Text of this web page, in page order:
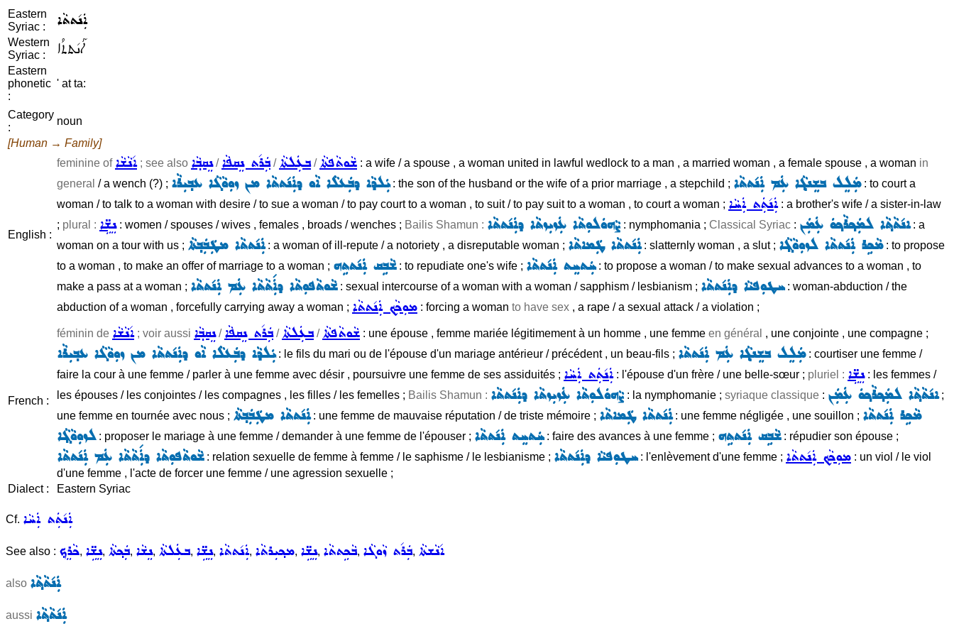
Eastern
Syriac :
ܐܲܢ݇ܬܬܵܐ
Western
Syriac :
ܐܰܢ݇ܬܬܳܐ
Eastern
phonetic
:
' at ta:
Category
:
noun
[Human → Family]
English :
feminine ofܐ݇ܢܵܫܵܐ; see also ܢܸܩܒ݂ܵܐ/ܒܲܪ݇ܬ ܢܸܩܦܵܐ/ܒܥܲܠܬܵܐ/ܫܵܘܬܵܦܬܵܐ : a wife / a spouse , a woman united in lawful wedlock to a man , a married woman , a female spouse , a woman in
general / a wench (?) ; ܝܲܠܕܵܐ ܕܒܲܥܠܵܐ ܐܵܘ ܕܐܲܢ݇ܬܬܵܐ ܡܢ ܙܘܼܘܵܓܵܐ ܥܒ݂ܝܼܪܵܐ: the son of the husband or the wife of a prior marriage , a stepchild ; ܡܲܠܸܠ ܒܫܸܢܓ݂ܵܐ ܥܲܡ ܐܲܢ݇ܬܬܵܐ: to court a
woman / to talk to a woman with desire / to sue a woman / to pay court to a woman , to suit / to pay suit to a woman , to court a woman ; ܐܲܢ݇ܬܲܬ ܐܲܚܵܐ: a brother's wife / a sister-in-law
; plural : ܢܸܫܹ̈ܐ: women / spouses / wives , females , broads / wenches ; Bailis Shamun : ܨܵܗܘܿܠܘܼܬܵܐ ܥܲܙܝܼܙܬܵܐ ܕܐܲܢ݇ܬܬܵܐ: nymphomania ; Classical Syriac : ܐܢ݇ܬܵܬ݂ܵܐ ܠܡܲܟ݂ܪܵܟ݂ܘܿ ܥܲܡܲܢ: a
woman on a tour with us ; ܐܲܢ݇ܬܬܵܐ ܡܛܲܒܲܒ݂ܬܵܐ: a woman of ill-repute / a notoriety , a disreputable woman ; ܐܲܢ݇ܬܬܵܐ ܛܲܡܐܬܵܐ: slatternly woman , a slut ; ܡܵܟܹܪ ܐܲܢ݇ܬܬܵܐ ܠܙܘܼܘܵܓ݂ܵܐ: to propose
to a woman , to make an offer of marriage to a woman ; ܫܵܒܹܩ ܐܲܢ݇ܬܬܹܗ: to repudiate one's wife ; ܚܲܬܚܸܬ ܐܲܢ݇ܬܬܵܐ: to propose a woman / to make sexual advances to a woman , to
make a pass at a woman ; ܫܵܘܬܵܦܘܼܬܵܐ ܕܐܲ݇ܬܵܬܵܐ ܥܲܡ ܐܲܢ݇ܬܬܵܐ: sexual intercourse of a woman with a woman / sapphism / lesbianism ; ܚܛܘܼܦܝܵܐ ܕܐܲܢ݇ܬܬܵܐ: woman-abduction / the
abduction of a woman , forcefully carrying away a woman ; ܡܘܼܟܵܟ݂ ܐܲܢ݇ܬܬܵܐ : forcing a woman to have sex , a rape / a sexual attack / a violation ;
French :
féminin de ܐ݇ܢܵܫܵܐ; voir aussi ܢܸܩܒ݂ܵܐ/ܒܲܪ݇ܬ ܢܸܩܦܵܐ/ܒܥܲܠܬܵܐ/ܫܵܘܬܵܦܬܵܐ : une épouse , femme mariée légitimement à un homme , une femme en général , une conjointe , une compagne ;
ܝܲܠܕܵܐ ܕܒܲܥܠܵܐ ܐܵܘ ܕܐܲܢ݇ܬܬܵܐ ܡܢ ܙܘܼܘܵܓܵܐ ܥܒ݂ܝܼܪܵܐ: le fils du mari ou de l'épouse d'un mariage antérieur / précédent , un beau-fils ; ܡܲܠܸܠ ܒܫܸܢܓ݂ܵܐ ܥܲܡ ܐܲܢ݇ܬܬܵܐ: courtiser une femme /
faire la cour à une femme / parler à une femme avec désir , poursuivre une femme de ses assiduités ; ܐܲܢ݇ܬܲܬ ܐܲܚܵܐ: l'épouse d'un frère / une belle-sœur ; pluriel : ܢܸܫܹ̈ܐ: les femmes /
les épouses / les conjointes / les compagnes , les filles / les femelles ; Bailis Shamun : ܨܵܗܘܿܠܘܼܬܵܐ ܥܲܙܝܼܙܬܵܐ ܕܐܲܢ݇ܬܬܵܐ: la nymphomanie ; syriaque classique : ܐܢ݇ܬܵܬ݂ܵܐ ܠܡܲܟ݂ܪܵܟ݂ܘܿ ܥܲܡܲܢ;
une femme en tournée avec nous ; ܐܲܢ݇ܬܬܵܐ ܡܛܲܒܲܒ݂ܬܵܐ: une femme de mauvaise réputation / de triste mémoire ; ܐܲܢ݇ܬܬܵܐ ܛܲܡܐܬܵܐ: une femme négligée , une souillon ; ܡܵܟܹܪ ܐܲܢ݇ܬܬܵܐ
ܠܙܘܼܘܵܓ݂ܵܐ: proposer le mariage à une femme / demander à une femme de l'épouser ; ܚܲܬܚܸܬ ܐܲܢ݇ܬܬܵܐ: faire des avances à une femme ; ܫܵܒܹܩ ܐܲܢ݇ܬܬܹܗ: répudier son épouse ;
ܫܵܘܬܵܦܘܼܬܵܐ ܕܐܲ݇ܬܵܬܵܐ ܥܲܡ ܐܲܢ݇ܬܬܵܐ: relation sexuelle de femme à femme / le saphisme / le lesbianisme ; ܚܛܘܼܦܝܵܐ ܕܐܲܢ݇ܬܬܵܐ: l'enlèvement d'une femme ; ܡܘܼܟܵܟ݂ ܐܲܢ݇ܬܬܵܐ : un viol / le viol
d'une femme , l'acte de forcer une femme / une agression sexuelle ;
Dialect :
Eastern Syriac
Cf. ܐܲܢ݇ܬܲܬ ܐܲܚܵܐ
See also : ܟܵܪܸܟ݂, ܢܸܫܹ̈ܐ, ܒܲܟ݂ܬܵܐ, ܢܸܫܵܐ, ܒܥܲܠܬܵܐ, ܢܸܫܹ̈ܐ, ܐܲܢ݇ܬܬܵܐ, ܡܟ݂ܝܼܪܬܵܐ, ܢܸܫܹ̈ܐ, ܒܵܟܹܬܬܵܐ, ܒܲܪ݇ܬ ܙܵܘܓܵܐ, ܐ݇ܢܵܫܬܵܐ
also ܐܲܢ݇ܬܵܬ݂ܵܐ
aussi ܐܲܢ݇ܬܵܬ݂ܵܐ